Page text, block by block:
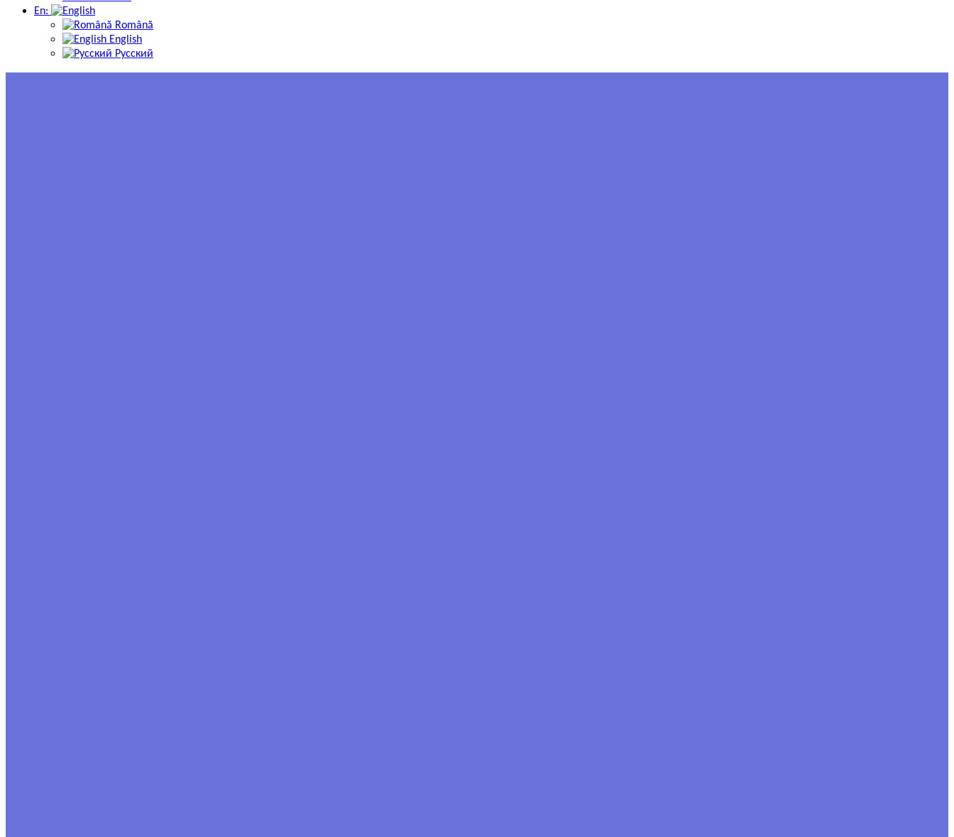
En:
Română
English
Русский